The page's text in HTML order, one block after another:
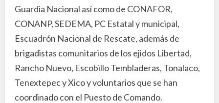
Guardia Nacional así como de CONAFOR,
CONANP, SEDEMA, PC Estatal y municipal,
Escuadrón Nacional de Rescate, además de
brigadistas comunitarios de los ejidos Libertad,
Rancho Nuevo, Escobillo Tembladeras, Tonalaco,
Tenextepec y Xico y voluntarios que se han
coordinado con el Puesto de Comando.